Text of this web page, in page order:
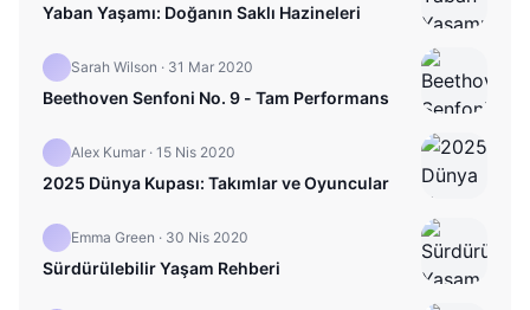
Yaban Yaşamı: Doğanın Saklı Hazineleri
Sarah Wilson · 31 Mar 2020
Beethoven Senfoni No. 9 - Tam Performans
Alex Kumar · 15 Nis 2020
2025 Dünya Kupası: Takımlar ve Oyuncular
Emma Green · 30 Nis 2020
Sürdürülebilir Yaşam Rehberi